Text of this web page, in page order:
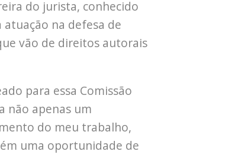
do jurista, conhecido
atuação na defesa de
vão de direitos autorais
para essa Comissão
não apenas um
do meu trabalho,
uma oportunidade de